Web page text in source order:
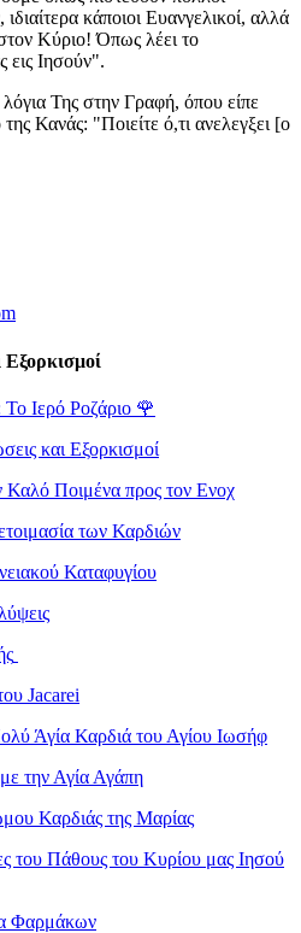
κάποιοι Ευανγελικοί, αλλά
Κύριο! Όπως λέει το
εις Ιησούν".
Της στην Γραφή, όπου είπε
Κανάς: "Ποιείτε ό,τι ανελεγξει [ο
Ιερό Ροζάριο 🌹
και Εξορκισμοί
Καλό Ποιμένα προς τον Ενοχ
των Καρδιών
Καταφυγίου
Jacarei
Άγία Καρδιά του Αγίου Ιωσήφ
την Αγία Αγάπη
Καρδιάς της Μαρίας
του Πάθους του Κυρίου μας Ιησού
Φαρμάκων